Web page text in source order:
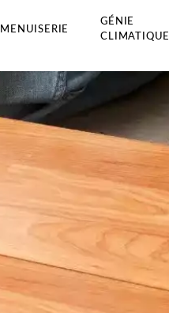
MENUISERIE
GÉNIE
CLIMATIQUE